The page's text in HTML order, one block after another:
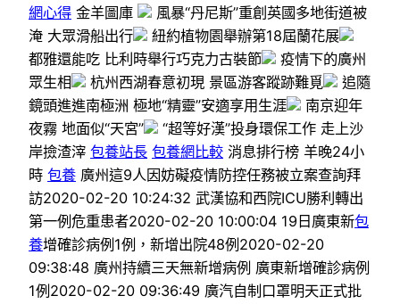
網心得 金羊圖庫
風暴“丹尼斯”重創英國多地街道被
淹 大眾滑船出行
紐約植物園舉辦第18屆蘭花展
都雅還能吃 比利時舉行巧克力古裝節
疫情下的廣州
眾生相
杭州西湖春意初現 景區游客蹤跡難覓
追隨
鏡頭進進南極洲 極地“精靈”安適享用生涯
南京迎年
夜霧 地面似“天宮”
“超等好漢”投身環保工作 走上沙
岸撿渣滓 包養站長 包養網比較 消息排行榜 羊晚24小
時 包養 廣州這9人因妨礙疫情防控任務被立案查詢拜
訪2020-02-20 10:24:32 武漢協和西院ICU勝利轉出
第一例危重患者2020-02-20 10:00:04 19日廣東新包
養增確診病例1例，新增出院48例2020-02-20
09:38:48 廣州持續三天無新增病例 廣東新增確診病例
1例2020-02-20 09:36:49 廣汽自制口罩明天正式批